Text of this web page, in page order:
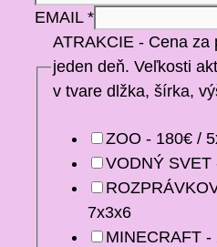
EMAIL *
ATRAKCIE - Cena za
jeden deň. Veľkosti
v tvare dlžka, šírka,
ZOO - 180€ /
VODNÝ SVET
7x3x6
MINECRAFT -